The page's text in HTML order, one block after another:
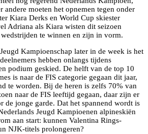
andere moeten het opnemen tegen onder
Kiara Derks en World Cup skiester
Adriana als Kiara wisten dit seizoen
te winnen en zijn in vorm.
Kampioenschap later in de week is het
hebben onlangs tijdens
podium geskied. De helft van de top 10
is naar de FIS categorie gegaan dit jaar,
te worden. Bij de heren is zelfs 70% van
naar de FIS leeftijd gegaan, daar zijn er
de jonge garde. Dat het spannend wordt is
Jeugd Kampioenen alpineskiën
aan start: kunnen Valentina Rings-
NJK-titels prolongeren?